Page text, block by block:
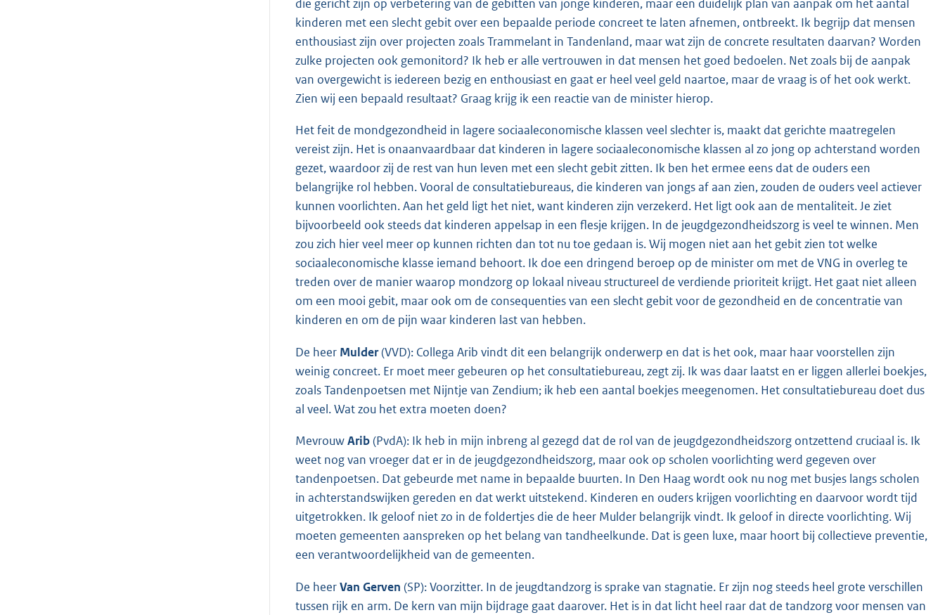
die gericht zijn op verbetering van de gebitten van jonge kinderen, maar een duidelijk plan van aanpak om het aantal
kinderen met een slecht gebit over een bepaalde periode concreet te laten afnemen, ontbreekt. Ik begrijp dat mensen
enthousiast zijn over projecten zoals Trammelant in Tandenland, maar wat zijn de concrete resultaten daarvan? Worden
zulke projecten ook gemonitord? Ik heb er alle vertrouwen in dat mensen het goed bedoelen. Net zoals bij de aanpak
van overgewicht is iedereen bezig en enthousiast en gaat er heel veel geld naartoe, maar de vraag is of het ook werkt.
Zien wij een bepaald resultaat? Graag krijg ik een reactie van de minister hierop.
Het feit de mondgezondheid in lagere sociaaleconomische klassen veel slechter is, maakt dat gerichte maatregelen
vereist zijn. Het is onaanvaardbaar dat kinderen in lagere sociaaleconomische klassen al zo jong op achterstand worden
gezet, waardoor zij de rest van hun leven met een slecht gebit zitten. Ik ben het ermee eens dat de ouders een
belangrijke rol hebben. Vooral de consultatiebureaus, die kinderen van jongs af aan zien, zouden de ouders veel actiever
kunnen voorlichten. Aan het geld ligt het niet, want kinderen zijn verzekerd. Het ligt ook aan de mentaliteit. Je ziet
bijvoorbeeld ook steeds dat kinderen appelsap in een flesje krijgen. In de jeugdgezondheidszorg is veel te winnen. Men
zou zich hier veel meer op kunnen richten dan tot nu toe gedaan is. Wij mogen niet aan het gebit zien tot welke
sociaaleconomische klasse iemand behoort. Ik doe een dringend beroep op de minister om met de VNG in overleg te
treden over de manier waarop mondzorg op lokaal niveau structureel de verdiende prioriteit krijgt. Het gaat niet alleen
om een mooi gebit, maar ook om de consequenties van een slecht gebit voor de gezondheid en de concentratie van
kinderen en om de pijn waar kinderen last van hebben.
De heer Mulder(VVD): Collega Arib vindt dit een belangrijk onderwerp en dat is het ook, maar haar voorstellen zijn
weinig concreet. Er moet meer gebeuren op het consultatiebureau, zegt zij. Ik was daar laatst en er liggen allerlei boekjes,
zoals Tandenpoetsen met Nijntje van Zendium; ik heb een aantal boekjes meegenomen. Het consultatiebureau doet dus
al veel. Wat zou het extra moeten doen?
MevrouwArib(PvdA): Ik heb in mijn inbreng al gezegd dat de rol van de jeugdgezondheidszorg ontzettend cruciaal is. Ik
weet nog van vroeger dat er in de jeugdgezondheidszorg, maar ook op scholen voorlichting werd gegeven over
tandenpoetsen. Dat gebeurde met name in bepaalde buurten. In Den Haag wordt ook nu nog met busjes langs scholen
in achterstandswijken gereden en dat werkt uitstekend. Kinderen en ouders krijgen voorlichting en daarvoor wordt tijd
uitgetrokken. Ik geloof niet zo in de foldertjes die de heer Mulder belangrijk vindt. Ik geloof in directe voorlichting. Wij
moeten gemeenten aanspreken op het belang van tandheelkunde. Dat is geen luxe, maar hoort bij collectieve preventie,
een verantwoordelijkheid van de gemeenten.
De heerVan Gerven (SP): Voorzitter. In de jeugdtandzorg is sprake van stagnatie. Er zijn nog steeds heel grote verschillen
tussen rijk en arm. De kern van mijn bijdrage gaat daarover. Het is in dat licht heel raar dat de tandzorg voor mensen van